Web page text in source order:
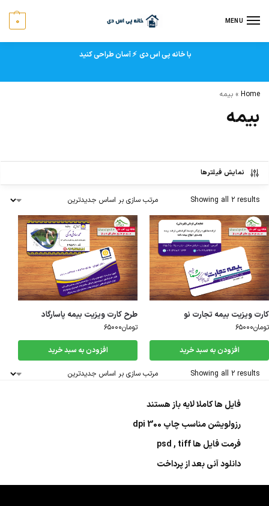
MENU
0
با خانه پی اس دی ⚡ آسان طراحی کنید
Home
» بیمه
بیمه
نمایش فیلترها
Showing all 2 results
کارت ویزیت بیمه تجارت نو
تومان۶۵۰۰۰
افزودن به سبد خرید
طرح کارت ویزیت بیمه پاسارگاد
تومان۶۵۰۰۰
افزودن به سبد خرید
Showing all 2 results
فایل ها کاملا لایه باز هستند
رزولویشن مناسب چاپ 300 dpi
فرمت فایل ها psd , tiff
دانلود آنی بعد از پرداخت